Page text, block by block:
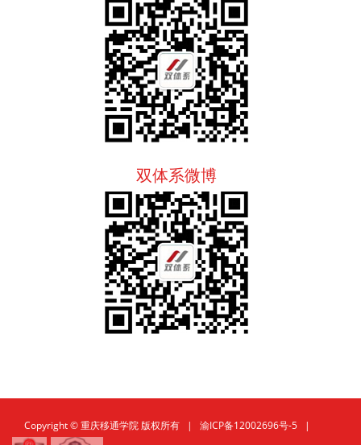
双体系微博
Copyright © 重庆移通学院 版权所有 | 渝ICP备12002696号-5 |